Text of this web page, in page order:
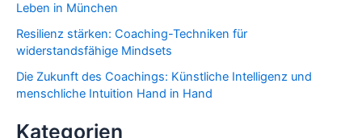
Leben in München
Resilienz stärken: Coaching-Techniken für
widerstandsfähige Mindsets
Die Zukunft des Coachings: Künstliche Intelligenz und
menschliche Intuition Hand in Hand
Kategorien